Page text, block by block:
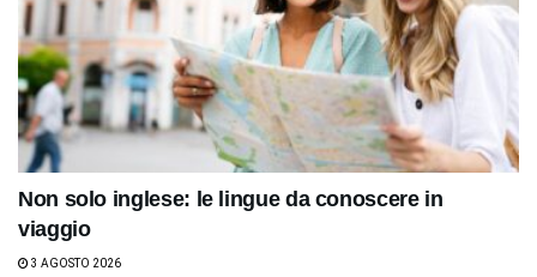
Non solo inglese: le lingue da conoscere in
viaggio
3 AGOSTO 2026